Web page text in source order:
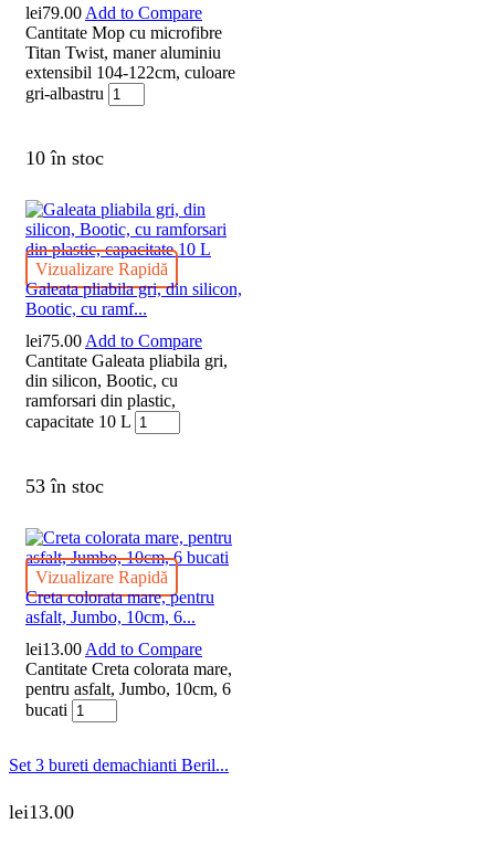
lei79.00 Add to Compare
Cantitate Mop cu microfibre
Titan Twist, maner aluminiu
extensibil 104-122cm, culoare
gri-albastru
10 în stoc
Vizualizare Rapidă
Galeata pliabila gri, din silicon,
Bootic, cu ramf...
lei75.00 Add to Compare
Cantitate Galeata pliabila gri,
din silicon, Bootic, cu
ramforsari din plastic,
capacitate 10 L
53 în stoc
Vizualizare Rapidă
Creta colorata mare, pentru
asfalt, Jumbo, 10cm, 6...
lei13.00Add to Compare
Cantitate Creta colorata mare,
pentru asfalt, Jumbo, 10cm, 6
bucati
Set 3 bureti demachianti Beril...
lei13.00